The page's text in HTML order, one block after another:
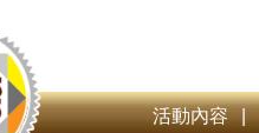
活動內容 |